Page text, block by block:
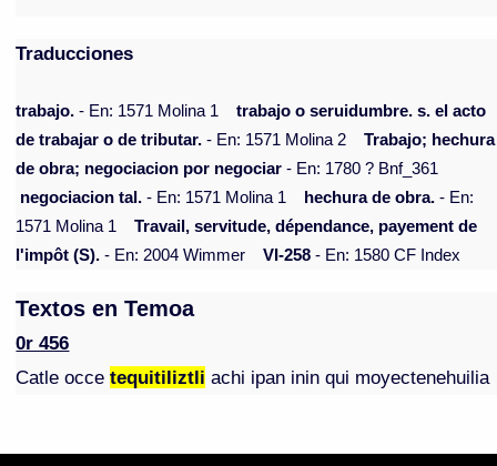
Traducciones
trabajo. - En: 1571 Molina 1
trabajo o seruidumbre. s. el acto
de trabajar o de tributar. - En: 1571 Molina 2
Trabajo; hechura
de obra; negociacion por negociar - En: 1780 ? Bnf_361
negociacion tal. - En: 1571 Molina 1 hechura de obra. - En:
1571 Molina 1
Travail, servitude, dépendance, payement de
l'impôt (S). - En: 2004 Wimmer VI-258 - En: 1580 CF Index
Textos en Temoa
0r 456
Catle occetequitiliztli achi ipan inin qui moyectenehuilia